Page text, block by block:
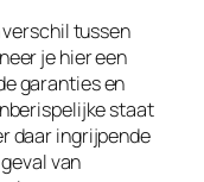
verschil tussen
je hier een
garanties en
staat
daar ingrijpende
van